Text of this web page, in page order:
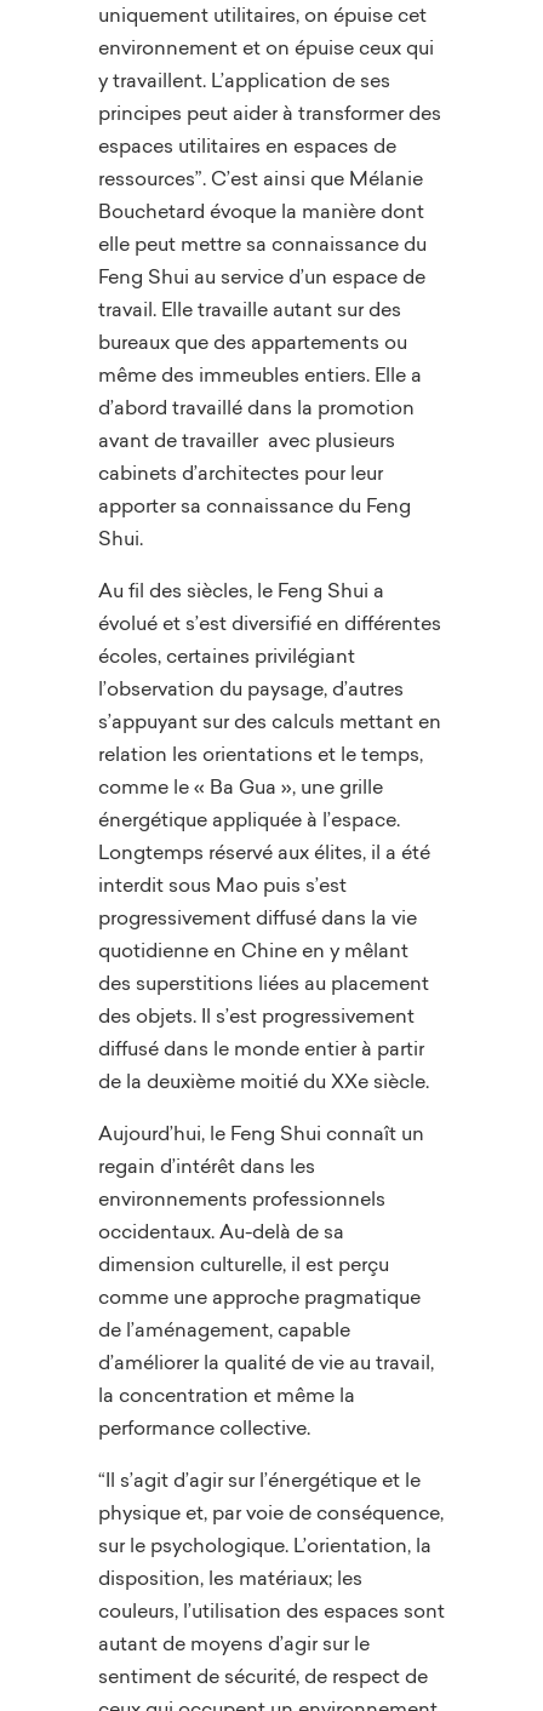
uniquement utilitaires, on épuise cet
environnement et on épuise ceux qui
y travaillent. L’application de ses
principes peut aider à transformer des
espaces utilitaires en espaces de
ressources”. C’est ainsi que Mélanie
Bouchetard évoque la manière dont
elle peut mettre sa connaissance du
Feng Shui au service d’un espace de
travail. Elle travaille autant sur des
bureaux que des appartements ou
même des immeubles entiers. Elle a
d’abord travaillé dans la promotion
avant de travailler avec plusieurs
cabinets d’architectes pour leur
apporter sa connaissance du Feng
Shui.
Au fil des siècles, le Feng Shui a
évolué et s’est diversifié en différentes
écoles, certaines privilégiant
l’observation du paysage, d’autres
s’appuyant sur des calculs mettant en
relation les orientations et le temps,
comme le « Ba Gua », une grille
énergétique appliquée à l’espace.
Longtemps réservé aux élites, il a été
interdit sous Mao puis s’est
progressivement diffusé dans la vie
quotidienne en Chine en y mêlant
des superstitions liées au placement
des objets. Il s’est progressivement
diffusé dans le monde entier à partir
de la deuxième moitié du XXe siècle.
Aujourd’hui, le Feng Shui connaît un
regain d’intérêt dans les
environnements professionnels
occidentaux. Au-delà de sa
dimension culturelle, il est perçu
comme une approche pragmatique
de l’aménagement, capable
d’améliorer la qualité de vie au travail,
la concentration et même la
performance collective.
“Il s’agit d’agir sur l’énergétique et le
physique et, par voie de conséquence,
sur le psychologique. L’orientation, la
disposition, les matériaux; les
couleurs, l’utilisation des espaces sont
autant de moyens d’agir sur le
sentiment de sécurité, de respect de